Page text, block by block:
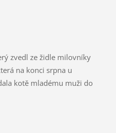
na konci srpna u
kotě mladému muži do